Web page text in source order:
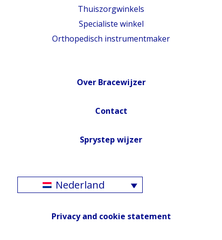
Thuiszorgwinkels
Specialiste winkel
Orthopedisch instrumentmaker
Over Bracewijzer
Contact
Sprystep wijzer
Nederland
Privacy and cookie statement